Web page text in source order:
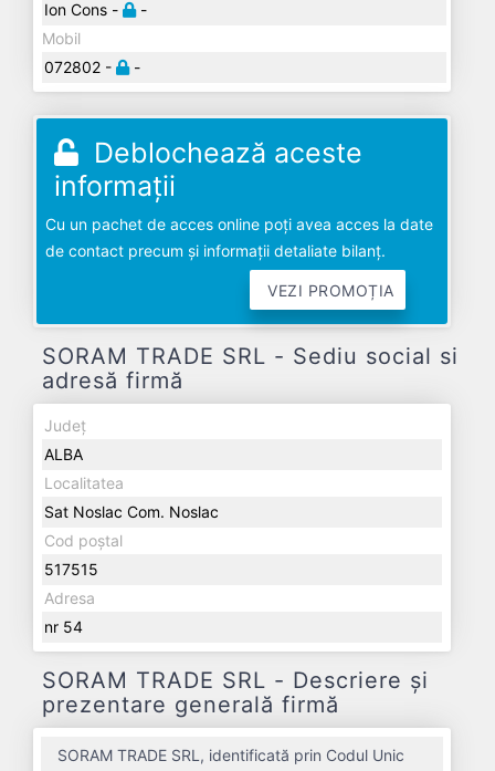
Ion Cons -
-
Mobil
072802 -
-
Deblochează aceste
informații
Cu un pachet de acces online poți avea acces la date
de contact precum și informații detaliate bilanț.
VEZI PROMOȚIA
SORAM TRADE SRL - Sediu social si
adresă firmă
Județ
ALBA
Localitatea
Sat Noslac Com. Noslac
Cod poștal
517515
Adresa
nr 54
SORAM TRADE SRL - Descriere și
prezentare generală firmă
SORAM TRADE SRL, identificată prin Codul Unic